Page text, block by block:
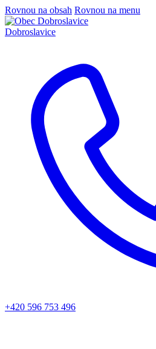
Rovnou na obsah Rovnou na menu
Dobroslavice
+420 596 753 496